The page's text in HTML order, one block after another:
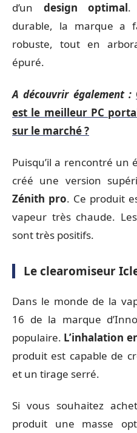
d’un design optimal.
durable, la marque a
robuste, tout en
épuré.
A découvrir également :
est le meilleur PC
sur le marché ?
Puisqu’il a rencontré un
créé une version
Zénith pro. Ce produit
vapeur très chaude.
sont très positifs.
Le clearomiseur
Dans le monde de la
16 de la marque
populaire. L’inhalation
produit est capable de
et un tirage serré.
Si vous souhaitez
produit une masse